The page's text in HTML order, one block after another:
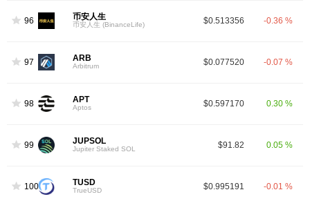
96 币安人生
币安人生 (BinanceLife) $0.513356 -0.36 %
97 ARB
Arbitrum $0.077520 -0.07 %
98 APT
Aptos $0.597170 0.30 %
99 JUPSOL
Jupiter Staked SOL $91.82 0.05 %
100 TUSD
TrueUSD $0.995191 -0.01 %